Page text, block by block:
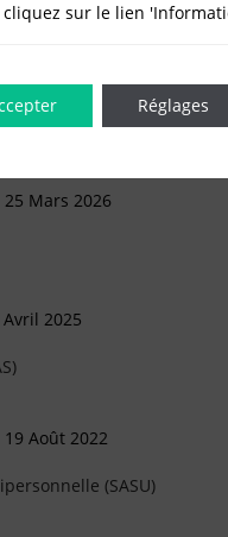
EN LIGNE
Mars 2026
2025
Août 2022
(SASU)
sur le lien
Réglages